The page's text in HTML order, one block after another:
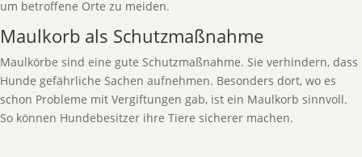
um betroffene Orte zu meiden.
Maulkorb als Schutzmaßnahme
Maulkörbe sind eine gute Schutzmaßnahme. Sie verhindern, dass
Hunde gefährliche Sachen aufnehmen. Besonders dort, wo es
schon Probleme mit Vergiftungen gab, ist ein Maulkorb sinnvoll.
So können Hundebesitzer ihre Tiere sicherer machen.